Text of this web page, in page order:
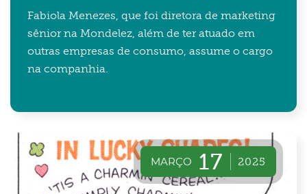
Fabiola Menezes, que foi diretora de marketing
sênior na Mondelez, além de ter atuado em
outras empresas de consumo, assume o cargo
na companhia.
MARÇO 17 2025